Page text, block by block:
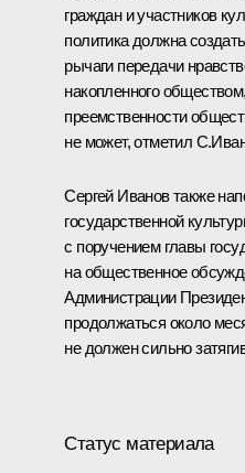
граждан и участников
политика должна
рычаги передачи
накопленного
преемственности
не может, отметил
Сергей Иванов также
государственной
с поручением главы
на общественное
Администрации
продолжаться около
не должен сильно
Статус материала